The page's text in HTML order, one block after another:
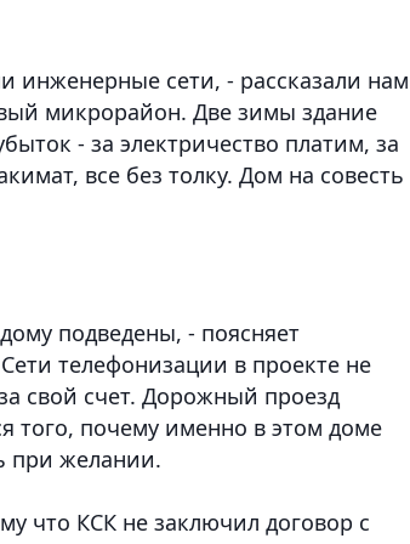
инженерные сети, - рассказали
микрорайон. Две зимы здание
- за электричество платим, за
все без толку. Дом на совесть
подведены, - поясняет
телефонизации в проекте не
свой счет. Дорожный проезд
того, почему именно в этом доме
при желании.
что КСК не заключил договор с